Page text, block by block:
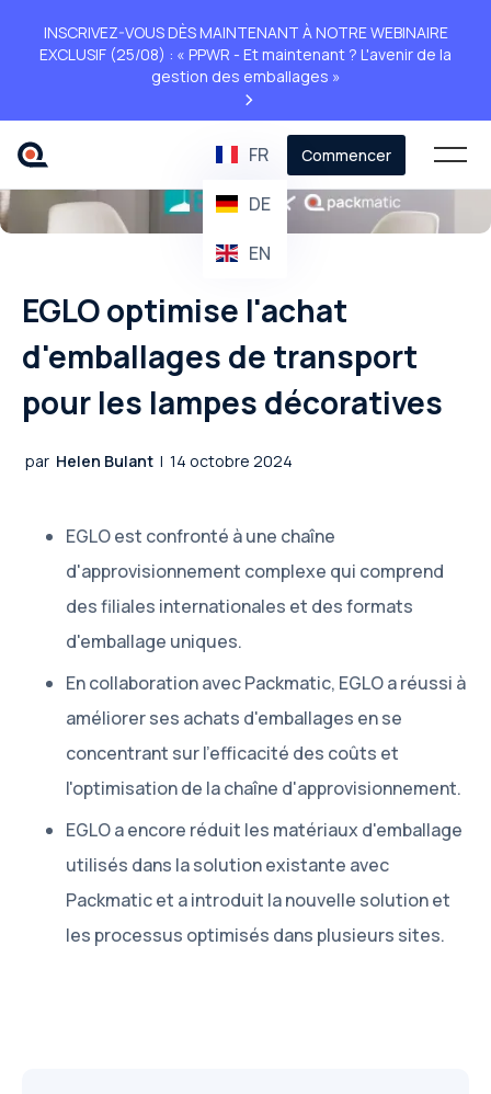
INSCRIVEZ-VOUS DÈS MAINTENANT À NOTRE WEBINAIRE
EXCLUSIF (25/08) : « PPWR - Et maintenant ? L'avenir de la
gestion des emballages »
>
FR
DE
EN
Commencer
EGLO optimise l'achat
d'emballages de transport
pour les lampes décoratives
par Helen Bulant | 14 octobre 2024
EGLO est confronté à une chaîne
d'approvisionnement complexe qui comprend
des filiales internationales et des formats
d'emballage uniques.
En collaboration avec Packmatic, EGLO a réussi à
améliorer ses achats d'emballages en se
concentrant sur l'efficacité des coûts et
l'optimisation de la chaîne d'approvisionnement.
EGLO a encore réduit les matériaux d'emballage
utilisés dans la solution existante avec
Packmatic et a introduit la nouvelle solution et
les processus optimisés dans plusieurs sites.